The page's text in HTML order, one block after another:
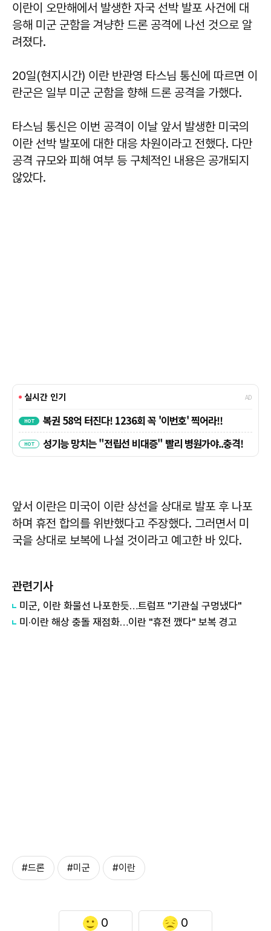
이란이 오만해에서 발생한 자국 선박 발포 사건에 대
응해 미군 군함을 겨냥한 드론 공격에 나선 것으로 알
려졌다.
20일(현지시간) 이란 반관영 타스님 통신에 따르면 이
란군은 일부 미군 군함을 향해 드론 공격을 가했다.
타스님 통신은 이번 공격이 이날 앞서 발생한 미국의
이란 선박 발포에 대한 대응 차원이라고 전했다. 다만
공격 규모와 피해 여부 등 구체적인 내용은 공개되지
않았다.
앞서 이란은 미국이 이란 상선을 상대로 발포 후 나포
하며 휴전 합의를 위반했다고 주장했다. 그러면서 미
국을 상대로 보복에 나설 것이라고 예고한 바 있다.
관련기사
미군, 이란 화물선 나포한듯…트럼프 "기관실 구멍냈다"
미·이란 해상 충돌 재점화…이란 "휴전 깼다" 보복 경고
#드론 #미군 #이란
0 0